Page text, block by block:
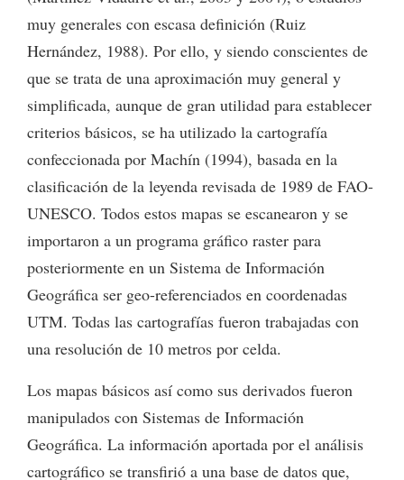
muy generales con escasa definición (Ruiz
Hernández, 1988). Por ello, y siendo conscientes de
que se trata de una aproximación muy general y
simplificada, aunque de gran utilidad para establecer
criterios básicos, se ha utilizado la cartografía
confeccionada por Machín (1994), basada en la
clasificación de la leyenda revisada de 1989 de FAO-
UNESCO. Todos estos mapas se escanearon y se
importaron a un programa gráfico raster para
posteriormente en un Sistema de Información
Geográfica ser geo-referenciados en coordenadas
UTM. Todas las cartografías fueron trabajadas con
una resolución de 10 metros por celda.
Los mapas básicos así como sus derivados fueron
manipulados con Sistemas de Información
Geográfica. La información aportada por el análisis
cartográfico se transfirió a una base de datos que,